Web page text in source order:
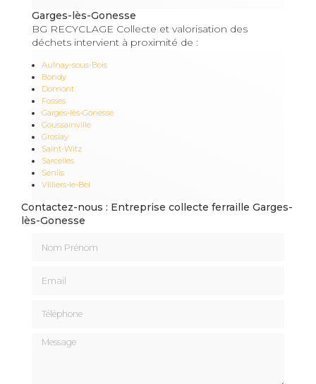
Garges-lès-Gonesse
BG RECYCLAGE Collecte et valorisation des
déchets intervient à proximité de :
Aulnay-sous-Bois
Bondy
Domont
Fosses
Garges-lès-Gonesse
Goussainville
Groslay
Saint-Witz
Sarcelles
Senlis
Villiers-le-Bel
Contactez-nous : Entreprise collecte ferraille Garges-
lès-Gonesse
Message